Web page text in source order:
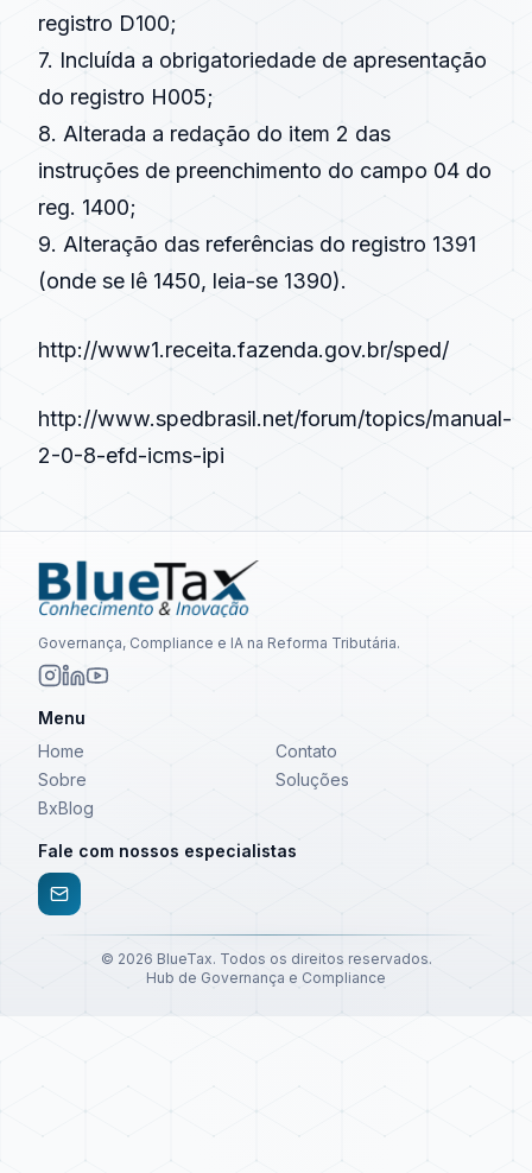
registro D100;
7. Incluída a obrigatoriedade de apresentação
do registro H005;
8. Alterada a redação do item 2 das
instruções de preenchimento do campo 04 do
reg. 1400;
9. Alteração das referências do registro 1391
(onde se lê 1450, leia-se 1390).
http://www1.receita.fazenda.gov.br/sped/
http://www.spedbrasil.net/forum/topics/manual-
2-0-8-efd-icms-ipi
Governança, Compliance e IA na Reforma Tributária.
Menu
Home
Contato
Sobre
Soluções
BxBlog
Fale com nossos especialistas
© 2026 BlueTax. Todos os direitos reservados.
Hub de Governança e Compliance